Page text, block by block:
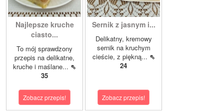
Najlepsze kruche
ciasto...
To mój sprawdzony
przepis na delikatne,
kruche i maślane... ⇖
35
Zobacz przepis!
Sernik z jasnym i...
Delikatny, kremowy
sernik na kruchym
cieście, z piękną... ⇖
24
Zobacz przepis!